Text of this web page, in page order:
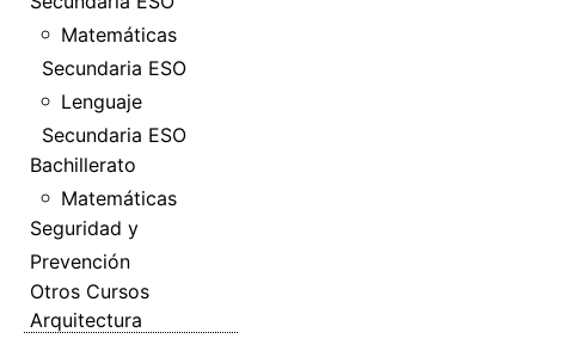
Matemáticas
Secundaria ESO
Lenguaje
Secundaria ESO
Bachillerato
Matemáticas
Seguridad y
Prevención
Otros Cursos
Arquitectura